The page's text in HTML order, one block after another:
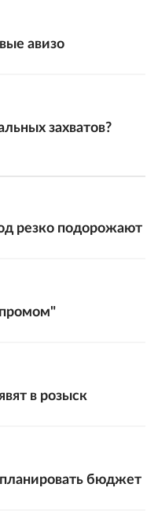
авизо
захватов?
резко подорожают
в розыск
бюджет